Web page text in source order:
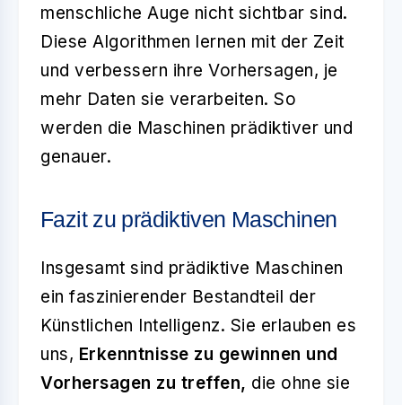
menschliche Auge nicht sichtbar sind.
Diese Algorithmen lernen mit der Zeit
und verbessern ihre Vorhersagen, je
mehr Daten sie verarbeiten. So
werden die Maschinen prädiktiver und
genauer.
Fazit zu prädiktiven Maschinen
Insgesamt sind prädiktive Maschinen
ein faszinierender Bestandteil der
Künstlichen Intelligenz. Sie erlauben es
uns, Erkenntnisse zu gewinnen und
Vorhersagen zu treffen, die ohne sie